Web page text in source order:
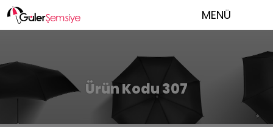
MENÜ
Ürün Kodu 307